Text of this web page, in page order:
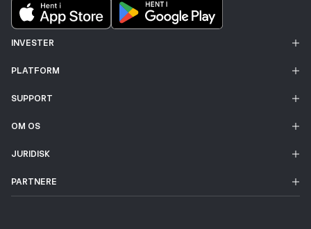
INVESTER
PLATFORM
SUPPORT
OM OS
JURIDISK
PARTNERE